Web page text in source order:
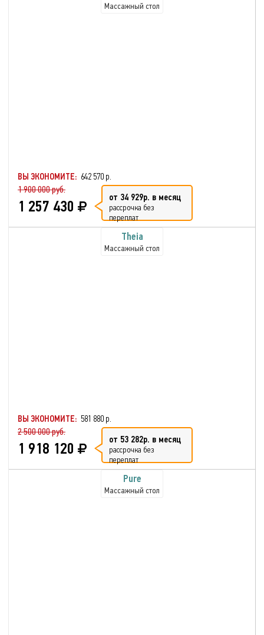
Массажный стол
ВЫ ЭКОНОМИТЕ: 642 570 р.
1 900 000 руб.
1 257 430 от 34 929р. в месяц
рассрочка без
переплат
Theia
Массажный стол
ВЫ ЭКОНОМИТЕ: 581 880 р.
2 500 000 руб.
1 918 120 от 53 282р. в месяц
рассрочка без
переплат
Pure
Массажный стол